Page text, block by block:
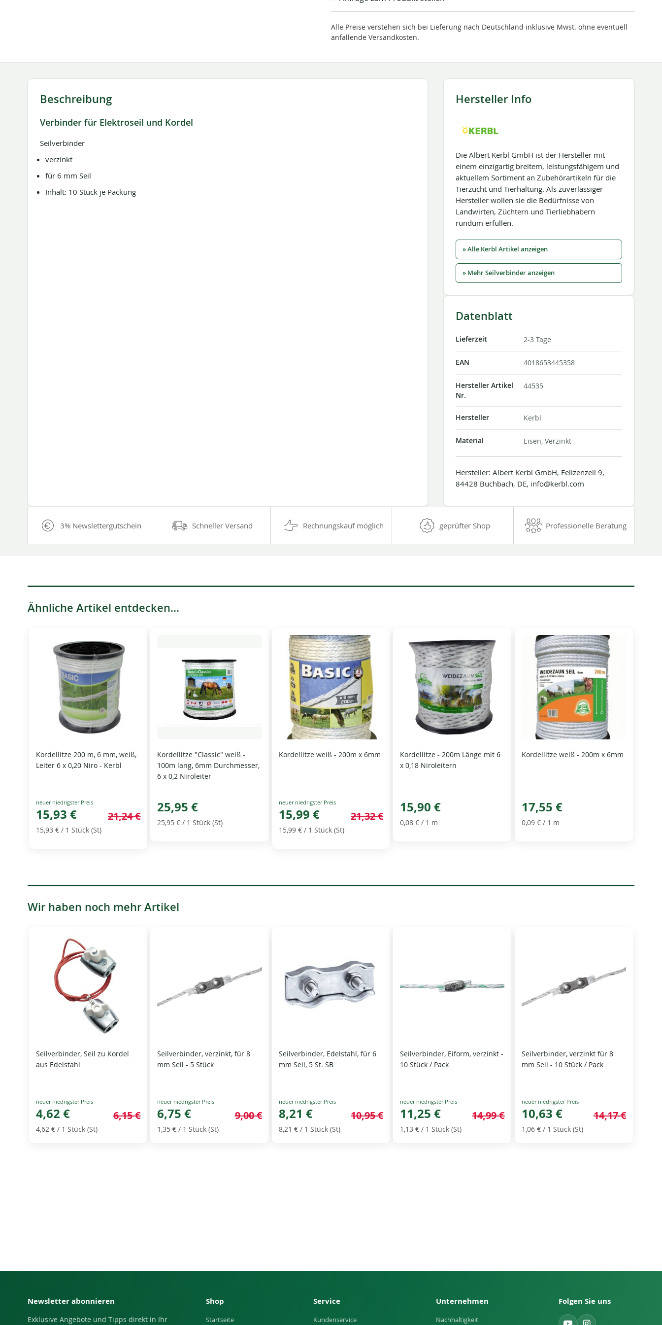
Alle Preise verstehen sich bei Lieferung nach Deutschland inklusive Mwst. ohne eventuell
anfallende Versandkosten.
Beschreibung
Verbinder für Elektroseil und Kordel
Seilverbinder
verzinkt
für 6 mm Seil
Inhalt: 10 Stück je Packung
Hersteller Info
Die Albert Kerbl GmbH ist der Hersteller mit
einem einzigartig breitem, leistungsfähigem und
aktuellem Sortiment an Zubehörartikeln für die
Tierzucht und Tierhaltung. Als zuverlässiger
Hersteller wollen sie die Bedürfnisse von
Landwirten, Züchtern und Tierliebhabern
rundum erfüllen.
» Alle Kerbl Artikel anzeigen
» Mehr Seilverbinder anzeigen
Datenblatt
Lieferzeit 2-3 Tage
EAN 4018653445358
Hersteller Artikel
Nr.
44535
Hersteller Kerbl
Material Eisen, Verzinkt
Hersteller: Albert Kerbl GmbH, Felizenzell 9,
84428 Buchbach, DE, info@kerbl.com
3% Newslettergutschein Schneller Versand Rechnungskauf möglich geprüfter Shop Professionelle Beratung
Ähnliche Artikel entdecken...
Kordellitze 200 m, 6 mm, weiß,
Leiter 6 x 0,20 Niro - Kerbl
Special
Price
15,93 € 21,24 €
15,93 € / 1 Stück (St)
Kordellitze "Classic" weiß -
100m lang, 6mm Durchmesser,
6 x 0,2 Niroleiter
25,95 €
25,95 € / 1 Stück (St)
Kordellitze weiß - 200m x 6mm
Special
Price
15,99 € 21,32 €
15,99 €/ 1 Stück (St)
Kordellitze - 200m Länge mit 6
x 0,18 Niroleitern
15,90 €
0,08 € / 1 m
Kordellitze weiß - 200m x 6mm
17,55 €
0,09 €/ 1 m
Wir haben noch mehr Artikel
Seilverbinder, Seil zu Kordel
aus Edelstahl
Special
Price
4,62 € 6,15 €
4,62 € / 1 Stück (St)
Seilverbinder, verzinkt, für 8
mm Seil - 5 Stück
Special
Price
6,75 € 9,00 €
1,35 € / 1 Stück (St)
Seilverbinder, Edelstahl, für 6
mm Seil, 5 St. SB
Special
Price
8,21 € 10,95 €
8,21 €/ 1 Stück (St)
Seilverbinder, Eiform, verzinkt -
10 Stück / Pack
Special
Price
11,25 € 14,99 €
1,13 € / 1 Stück (St)
Seilverbinder, verzinkt für 8
mm Seil - 10 Stück / Pack
Special
Price
10,63 € 14,17 €
1,06 €/ 1 Stück (St)
Newsletter abonnieren
Exklusive Angebote und Tipps direkt in Ihr
Shop
Startseite
Service
Kundenservice
Unternehmen
Nachhaltigkeit
Folgen Sie uns